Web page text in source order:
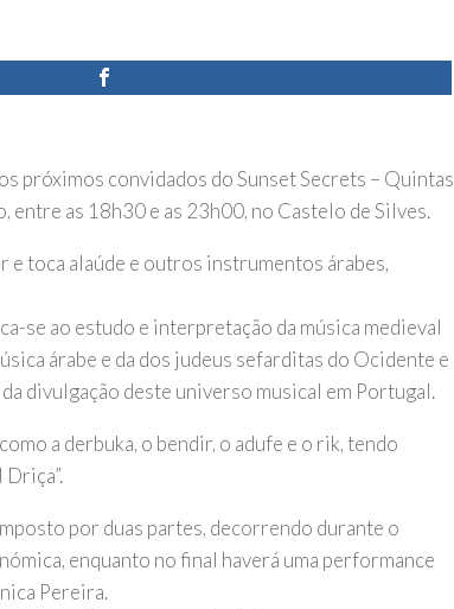
próximos convidados do Sunset Secrets – Quintas
entre as 18h30 e as 23h00, no Castelo de Silves.
e toca alaúde e outros instrumentos árabes,
se ao estudo e interpretação da música medieval
árabe e da dos judeus sefarditas do Ocidente e
divulgação deste universo musical em Portugal.
a derbuka, o bendir, o adufe e o rik, tendo
por duas partes, decorrendo durante o
enquanto no final haverá uma performance
Pereira.